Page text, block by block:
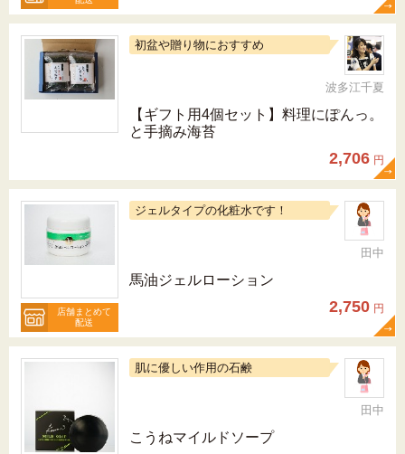
初盆や贈り物におすすめ
波多江千夏
【ギフト用4個セット】料理にぽんっ。
と手摘み海苔
2,706 円
店舗まとめて
配送
ジェルタイプの化粧水です！
田中
馬油ジェルローション
2,750 円
肌に優しい作用の石鹸
田中
こうねマイルドソープ